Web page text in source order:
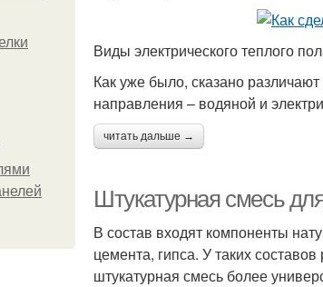
Виды электрического теплого
Как уже было, сказано
направления – водяной и
читать дальше →
Штукатурная смесь
В состав входят компоненты
цемента, гипса. У таких
штукатурная смесь более